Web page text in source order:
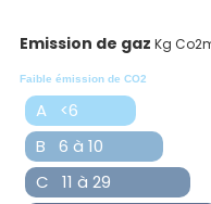
Emission de gaz Kg
Faible émission de CO2
A <6
B 6 à 10
C 11 à 29